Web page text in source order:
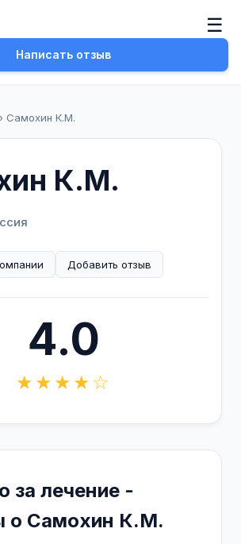
☰
Написать отзыв
› Самохин К.М.
К.М.
Добавить отзыв
4.0
★★★★☆
за лечение -
о Самохин К.М.